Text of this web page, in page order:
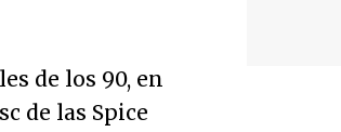
de los 90, en
de las Spice